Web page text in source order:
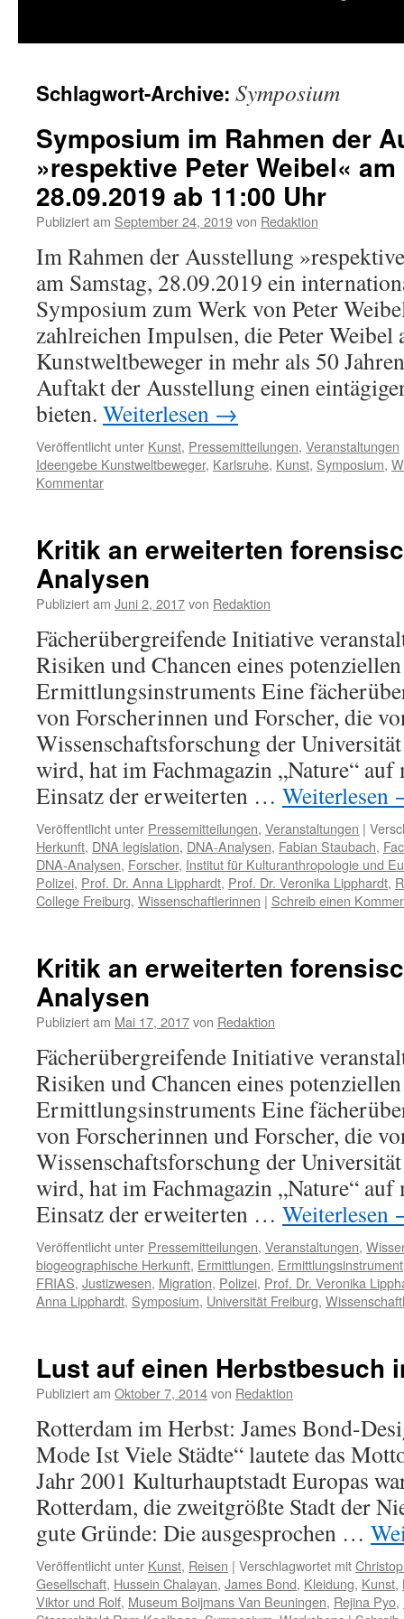
Schlagwort-Archive: Symposium
Symposium im Rahmen der
»respektive Peter Weibel«
28.09.2019 ab 11:00 Uhr
Publiziert am September 24, 2019von Redaktion
Im Rahmen der Ausstellung
am Samstag, 28.09.2019 ein
Symposium zum Werk von Peter
zahlreichen Impulsen, die Peter Weibel
Kunstweltbeweger in mehr als 50
Auftakt der Ausstellung einen
bieten. Weiterlesen →
Veröffentlicht unter Kunst, Pressemitteilungen, Veranstaltungen
Ideengebe Kunstweltbeweger, Karlsruhe, Kunst, Symposium,
Kommentar
Kritik an erweiterten
Analysen
Publiziert am Juni 2, 2017von Redaktion
Fächerübergreifende Initiative
Risiken und Chancen eines potenziellen
Ermittlungsinstruments Eine
von Forscherinnen und Forscher, die
Wissenschaftsforschung der
wird, hat im Fachmagazin „Nature“
Einsatz der erweiterten … Weiterlesen
Veröffentlicht unter Pressemitteilungen, Veranstaltungen |
Herkunft, DNA legislation, DNA-Analysen, Fabian Staubach,
DNA-Analysen, Forscher, Institut für Kulturanthropologie und
Polizei, Prof. Dr. Anna Lipphardt, Prof. Dr. Veronika Lipphardt,
College Freiburg, Wissenschaftlerinnen | Schreib einen
Kritik an erweiterten
Analysen
Publiziert am Mai 17, 2017von Redaktion
Fächerübergreifende Initiative
Risiken und Chancen eines potenziellen
Ermittlungsinstruments Eine
von Forscherinnen und Forscher, die
Wissenschaftsforschung der
wird, hat im Fachmagazin „Nature“
Einsatz der erweiterten … Weiterlesen
Veröffentlicht unter Pressemitteilungen, Veranstaltungen,
biogeographische Herkunft, Ermittlungen, Ermittlungsinstrument
FRIAS, Justizwesen, Migration, Polizei, Prof. Dr. Veronika
Anna Lipphardt, Symposium, Universität Freiburg,
Lust auf einen Herbstbesuch
Publiziert am Oktober 7, 2014von Redaktion
Rotterdam im Herbst: James Bond-
Mode Ist Viele Städte“ lautete das
Jahr 2001 Kulturhauptstadt Europas
Rotterdam, die zweitgrößte Stadt der
gute Gründe: Die ausgesprochen …
Veröffentlicht unter Kunst, Reisen | Verschlagwortet mit
Gesellschaft, Hussein Chalayan, James Bond, Kleidung, Kunst,
Viktor und Rolf, Museum Boijmans Van Beuningen, Rejina Pyo,